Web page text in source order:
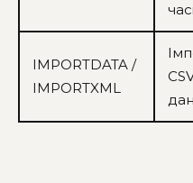
часі
IMPORTDATA /
IMPORTXML